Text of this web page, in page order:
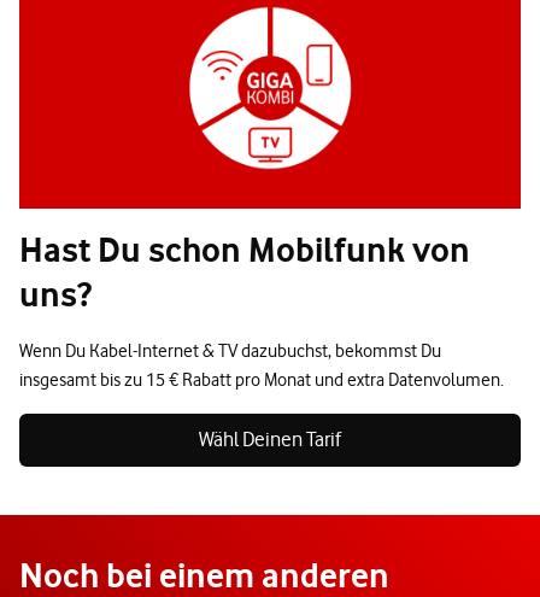
Hast Du schon Mobilfunk von
uns?
Wenn Du Kabel-Internet & TV dazubuchst, bekommst Du
insgesamt bis zu 15 € Rabatt pro Monat und extra Datenvolumen.
Wähl Deinen Tarif
Noch bei einem anderen